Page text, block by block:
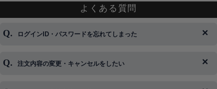
よくある質問
ログインID・パスワードを忘れてしまった
◆下記ページより、ログインIDの変更が可能です。
注文内容の変更・キャンセルをしたい